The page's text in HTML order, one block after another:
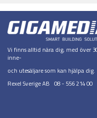
Vi finns alltid nära dig, med över
inne-
och utesäljare som kan hjälpa dig.
Rexel Sverige AB 08 - 556 214 00